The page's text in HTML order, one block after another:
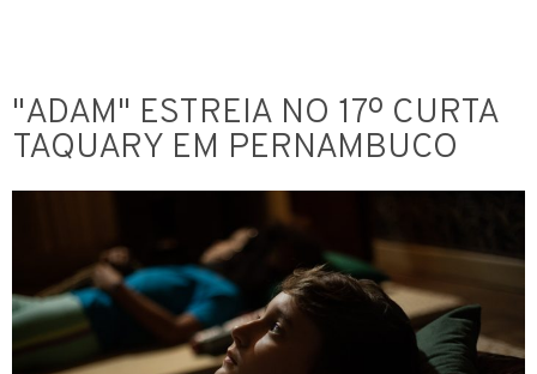
"ADAM" ESTREIA NO 17º CURTA
TAQUARY EM PERNAMBUCO